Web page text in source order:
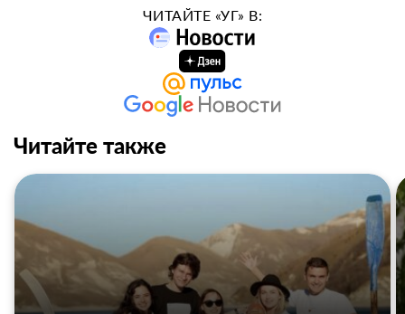
ЧИТАЙТЕ «УГ» В:
Читайте также